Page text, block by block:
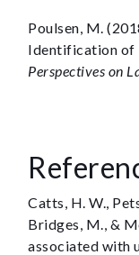
Poulsen, M.
Identification of
Perspectives on
Catts, H. W.,
Bridges, M., &
associated with